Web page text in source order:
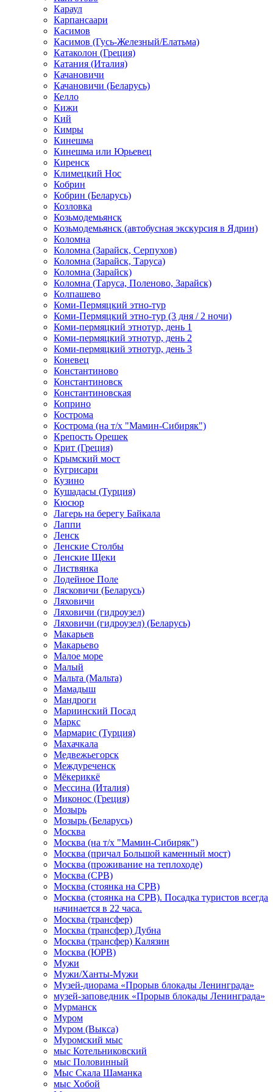
Караул
Карпансаари
Касимов
Касимов (Гусь-Железный/Елатьма)
Катаколон (Греция)
Катания (Италия)
Качановичи
Качановичи (Беларусь)
Келло
Кижи
Кий
Кимры
Кинешма
Кинешма или Юрьевец
Киренск
Климецкий Нос
Кобрин
Кобрин (Беларусь)
Козловка
Козьмодемьянск
Козьмодемьянск (автобусная экскурсия в Ядрин)
Коломна
Коломна (Зарайск, Серпухов)
Коломна (Зарайск, Таруса)
Коломна (Зарайск)
Коломна (Таруса, Поленово, Зарайск)
Колпашево
Коми-Пермяцкий этно-тур
Коми-Пермяцкий этно-тур (3 дня / 2 ночи)
Коми-пермяцкий этнотур, день 1
Коми-пермяцкий этнотур, день 2
Коми-пермяцкий этнотур, день 3
Коневец
Константиново
Константиновск
Константиновская
Коприно
Кострома
Кострома (на т/х "Мамин-Сибиряк")
Крепость Орешек
Крит (Греция)
Крымский мост
Кугрисари
Кузино
Кушадасы (Турция)
Кюсюр
Лагерь на берегу Байкала
Лаппи
Ленск
Ленские Столбы
Ленские Щеки
Листвянка
Лодейное Поле
Лясковичи (Беларусь)
Ляховичи
Ляховичи (гидроузел)
Ляховичи (гидроузел) (Беларусь)
Макарьев
Макарьево
Малое море
Малый
Мальта (Мальта)
Мамадыш
Мандроги
Мариинский Посад
Маркс
Мармарис (Турция)
Махачкала
Медвежьегорск
Междуреченск
Мёкериккё
Мессина (Италия)
Миконос (Греция)
Мозырь
Мозырь (Беларусь)
Москва
Москва (на т/х "Мамин-Сибиряк")
Москва (причал Большой каменный мост)
Москва (проживание на теплоходе)
Москва (СРВ)
Москва (стоянка на СРВ)
Москва (стоянка на СРВ). Посадка туристов всегда
начинается в 22 часа.
Москва (трансфер)
Москва (трансфер) Дубна
Москва (трансфер) Калязин
Москва (ЮРВ)
Мужи
Мужи/Ханты-Мужи
Музей-диорама «Прорыв блокады Ленинграда»
музей-заповедник «Прорыв блокады Ленинграда»
Мурманск
Муром
Муром (Выкса)
Муромский мыс
мыс Котельниковский
мыс Половинный
Мыс Скала Шаманка
мыс Хобой